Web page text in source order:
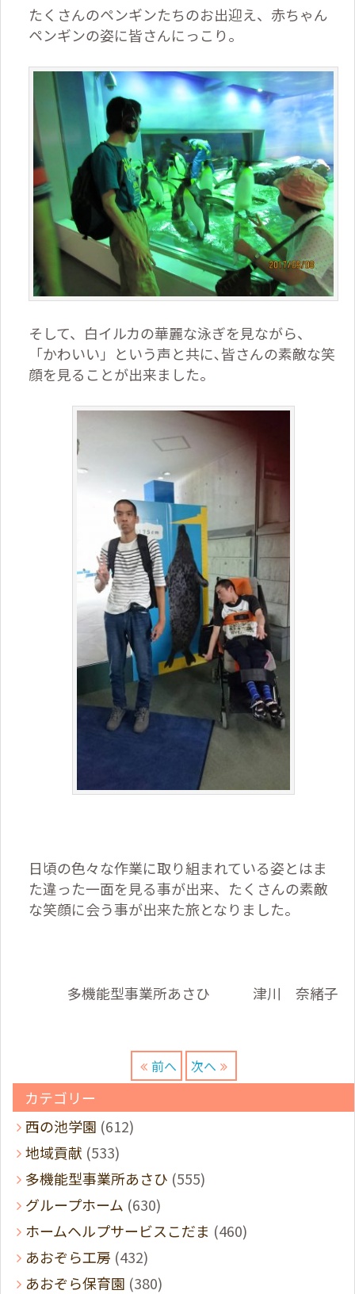
たくさんのペンギンたちのお出迎え、赤ちゃん
ペンギンの姿に皆さんにっこり。
そして、白イルカの華麗な泳ぎを見ながら、
「かわいい」という声と共に､皆さんの素敵な笑
顔を見ることが出来ました。
日頃の色々な作業に取り組まれている姿とはま
た違った一面を見る事が出来、たくさんの素敵
な笑顔に会う事が出来た旅となりました。
多機能型事業所あさひ 津川 奈緒子
前へ 次へ
カテゴリー
西の池学園 (612)
地域貢献 (533)
多機能型事業所あさひ (555)
グループホーム (630)
ホームヘルプサービスこだま (460)
あおぞら工房 (432)
あおぞら保育園 (380)